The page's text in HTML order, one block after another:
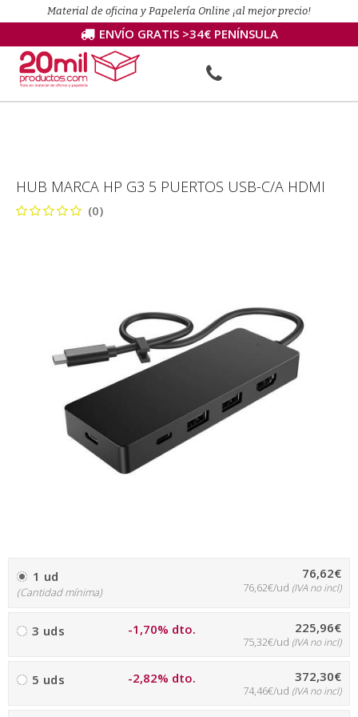
Material de oficina y Papelería Online ¡al mejor precio!
ENVÍO GRATIS >34€ PENÍNSULA
HUB MARCA HP G3 5 PUERTOS USB-C/A HDMI
(0)
1 ud
(Cantidad mínima)
76,62€
76,62€/ud (IVA no incl)
3 uds -1,70% dto. 225,96€
75,32€/ud (IVA no incl)
5 uds -2,82% dto. 372,30€
74,46€/ud (IVA no incl)